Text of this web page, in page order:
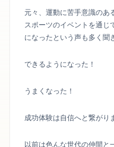
元々、運動に苦手意識のあ
スポーツのイベントを通じ
になったという声も多く聞
できるようになった！
うまくなった！
成功体験は自信へと繋がり
以前は色んな世代の仲間と